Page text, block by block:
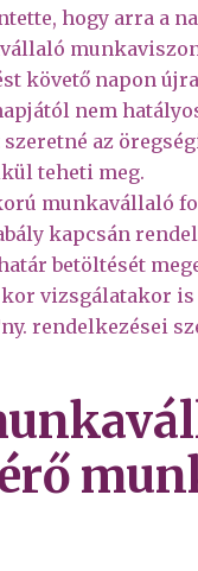
hogy arra a
követő napon
nem
az
teheti meg.
munkavállaló
kapcsán
betöltését
kor vizsgálatakor
rendelkezései